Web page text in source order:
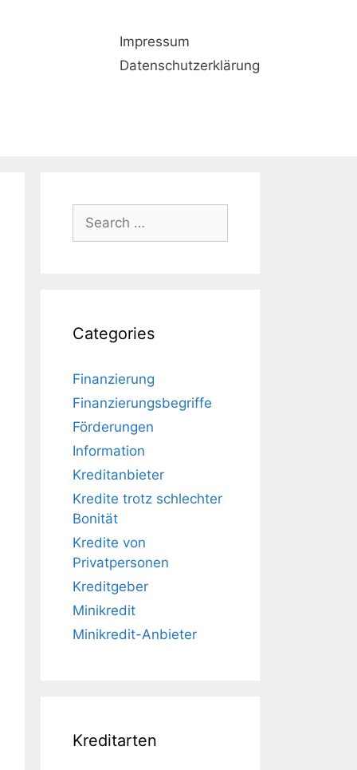
Impressum
Datenschutzerklärung
Search
for:
Categories
Finanzierung
Finanzierungsbegriffe
Förderungen
Information
Kreditanbieter
Kredite trotz schlechter
Bonität
Kredite von
Privatpersonen
Kreditgeber
Minikredit
Minikredit-Anbieter
Kreditarten